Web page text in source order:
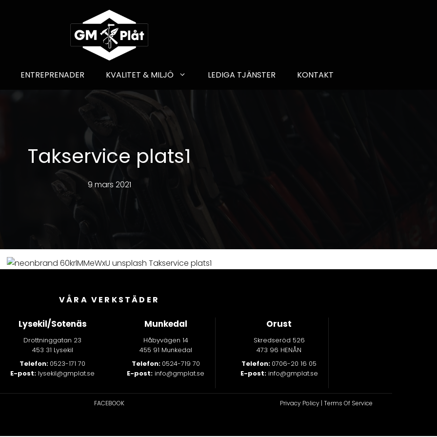
ENTREPRENADER KVALITET & MILJÖ LEDIGA TJÄNSTER KONTAKT
Takservice plats1
9 mars 2021
VÅRA VERKSTÄDER
Lysekil/Sotenäs
Drottninggatan 23
453 31 Lysekil
Telefon: 0523-171 70
E-post: lysekil@gmplat.se
Munkedal
Håbyvägen 14
455 91 Munkedal
Telefon: 0524-719 70
E-post: info@gmplat.se
Orust
Skredseröd 526
473 96 HENÅN
Telefon: 0706-20 16 05
E-post:info@gmplat.se
FACEBOOK Privacy Policy| Terms Of Service